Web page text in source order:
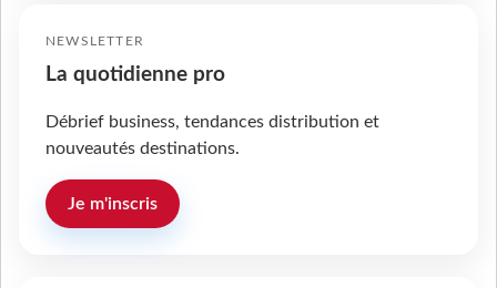
NEWSLETTER
La quotidienne pro
Débrief business, tendances distribution et
nouveautés destinations.
Je m'inscris